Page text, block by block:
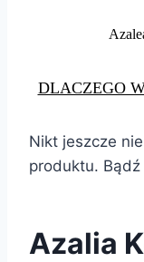
DLACZEGO
Nikt jeszcze
produktu.
Azalia